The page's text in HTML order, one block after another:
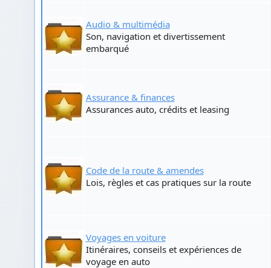
Audio & multimédia
Son, navigation et divertissement
embarqué
Assurance & finances
Assurances auto, crédits et leasing
Code de la route & amendes
Lois, règles et cas pratiques sur la route
Voyages en voiture
Itinéraires, conseils et expériences de
voyage en auto